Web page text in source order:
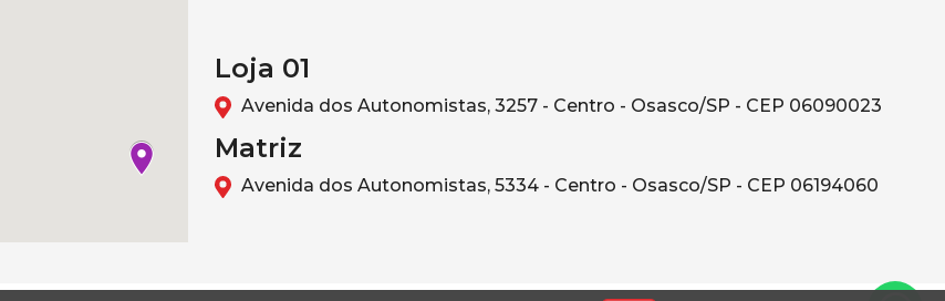
Loja 01
Avenida dos Autonomistas, 3257 - Centro - Osasco/SP - CEP 06090023
Matriz
Avenida dos Autonomistas, 5334 - Centro - Osasco/SP - CEP 06194060